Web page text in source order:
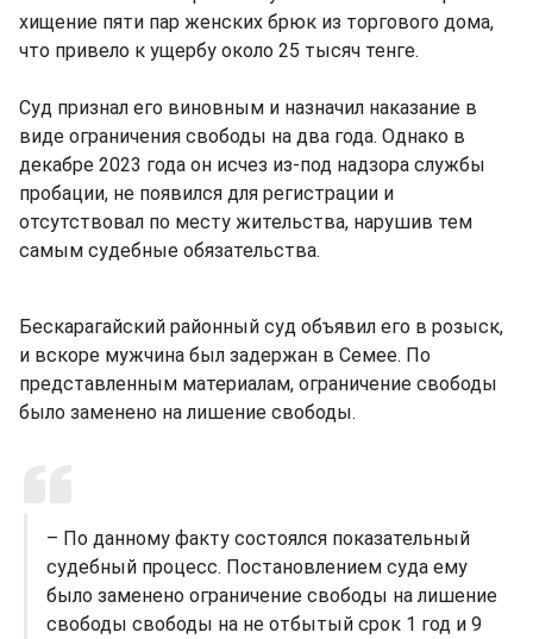
хищение пяти пар женских брюк из торгового дома,
что привело к ущербу около 25 тысяч тенге.
Суд признал его виновным и назначил наказание в
виде ограничения свободы на два года. Однако в
декабре 2023 года он исчез из-под надзора службы
пробации, не появился для регистрации и
отсутствовал по месту жительства, нарушив тем
самым судебные обязательства.
Бескарагайский районный суд объявил его в розыск,
и вскоре мужчина был задержан в Семее. По
представленным материалам, ограничение свободы
было заменено на лишение свободы.
– По данному факту состоялся показательный
судебный процесс. Постановлением суда ему
было заменено ограничение свободы на лишение
свободы свободы на не отбытый срок 1 год и 9